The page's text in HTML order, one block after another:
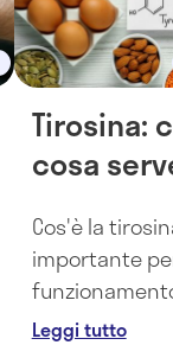
Tirosina:
cosa
Cos'è la
importante
corpo?
Leggi tutto